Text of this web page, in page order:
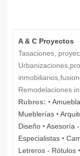
A & C Proyectos
Tasaciones,
Remodelaciones
Rubros: •
Mueblerías •
Diseño •Asesoría
Especialistas •
Letreros - Rótulos •